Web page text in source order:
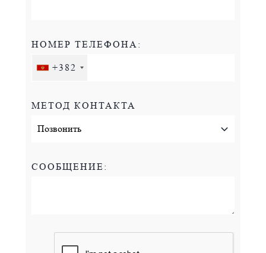
НОМЕР ТЕЛЕФОНА:
+382
МЕТОД КОНТАКТА
СООБЩЕНИЕ: